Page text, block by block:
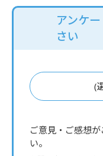
アンケ
さい
(
ご意見・ご感想
い。